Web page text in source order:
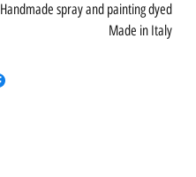
Handmade spray and painting dyed
Made in Italy